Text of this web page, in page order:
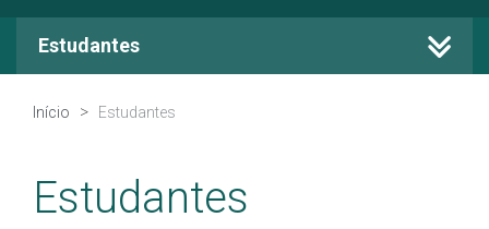
Estudantes
Guia do Estudante
Bibliotecas
Início Estudantes
Estudantes